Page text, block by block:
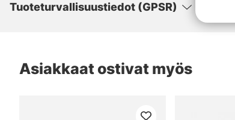
Tuoteturvallisuustiedot (GPSR)
Asiakkaat ostivat myös